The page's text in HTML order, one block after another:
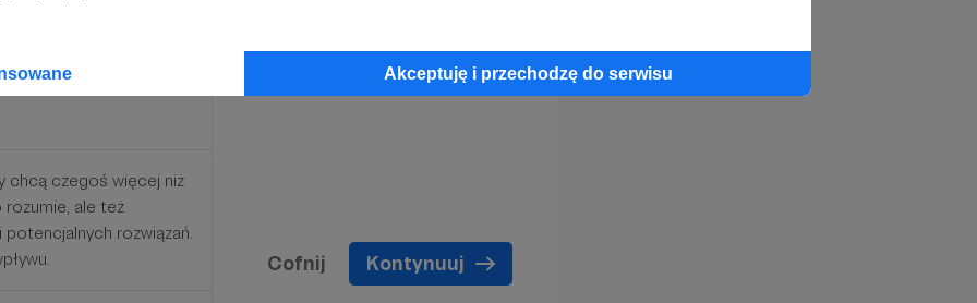
Akceptuję i przechodzę do serwisu
chcą czegoś więcej niż
rozumie, ale też
potencjalnych rozwiązań.
Cofnij Kontynuuj